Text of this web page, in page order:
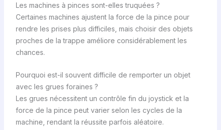
Les machines à pinces sont-elles truquées ?
Certaines machines ajustent la force de la pince pour
rendre les prises plus difficiles, mais choisir des objets
proches de la trappe améliore considérablement les
chances.
Pourquoi est-il souvent difficile de remporter un objet
avec les grues foraines ?
Les grues nécessitent un contrôle fin du joystick et la
force de la pince peut varier selon les cycles de la
machine, rendant la réussite parfois aléatoire.